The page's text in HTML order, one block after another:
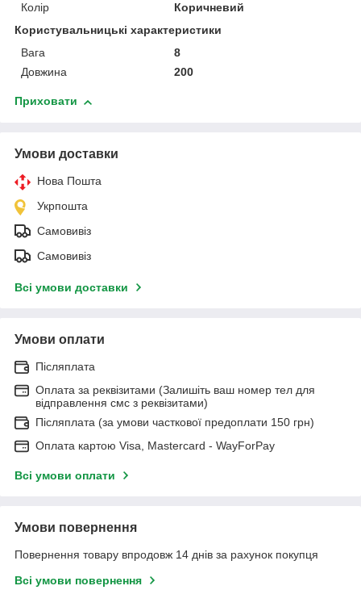
Колір
Коричневий
Користувальницькі характеристики
Вага
8
Довжина
200
Приховати
Умови доставки
Нова Пошта
Укрпошта
Самовивіз
Самовивіз
Всі умови доставки
Умови оплати
Післяплата
Оплата за реквізитами (Залишіть ваш номер тел для
відправлення смс з реквізитами)
Післяплата (за умови часткової предоплати 150 грн)
Оплата картою Visa, Mastercard - WayForPay
Всі умови оплати
Умови повернення
Повернення товару впродовж 14 днів за рахунок покупця
Всі умови повернення